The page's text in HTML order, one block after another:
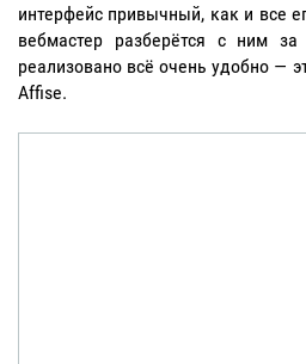
интерфейс привычный, как и все
вебмастер разберётся с ним
реализовано всё очень удобно —
Affise.